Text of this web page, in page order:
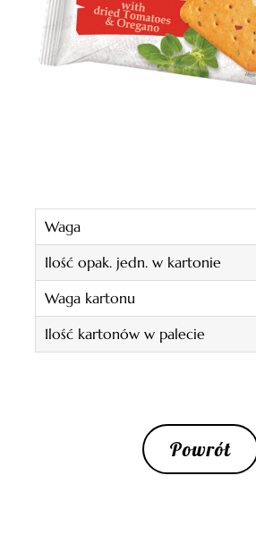
Waga
Ilość opak. jedn. w kartonie
Waga kartonu
Ilość kartonów w palecie
Powrót